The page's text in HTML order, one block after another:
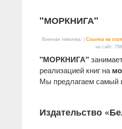
"МОРКНИГА"
Военная тематика. | Ссылка на
на сайт:
"МОРКНИГА"
реализацией книг на
Мы предлагаем самый
Издательство